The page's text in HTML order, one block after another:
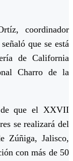
coordinador
que se está
de California
Charro de la
que el XXVII
se realizará del
Zúñiga, Jalisco,
con más de 50